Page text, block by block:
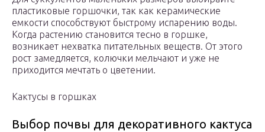
пластиковые горшочки, так как керамические
емкости способствуют быстрому испарению воды.
Когда растению становится тесно в горшке,
возникает нехватка питательных веществ. От этого
рост замедляется, колючки мельчают и уже не
приходится мечтать о цветении.
Кактусы в горшках
Выбор почвы для декоративного кактуса